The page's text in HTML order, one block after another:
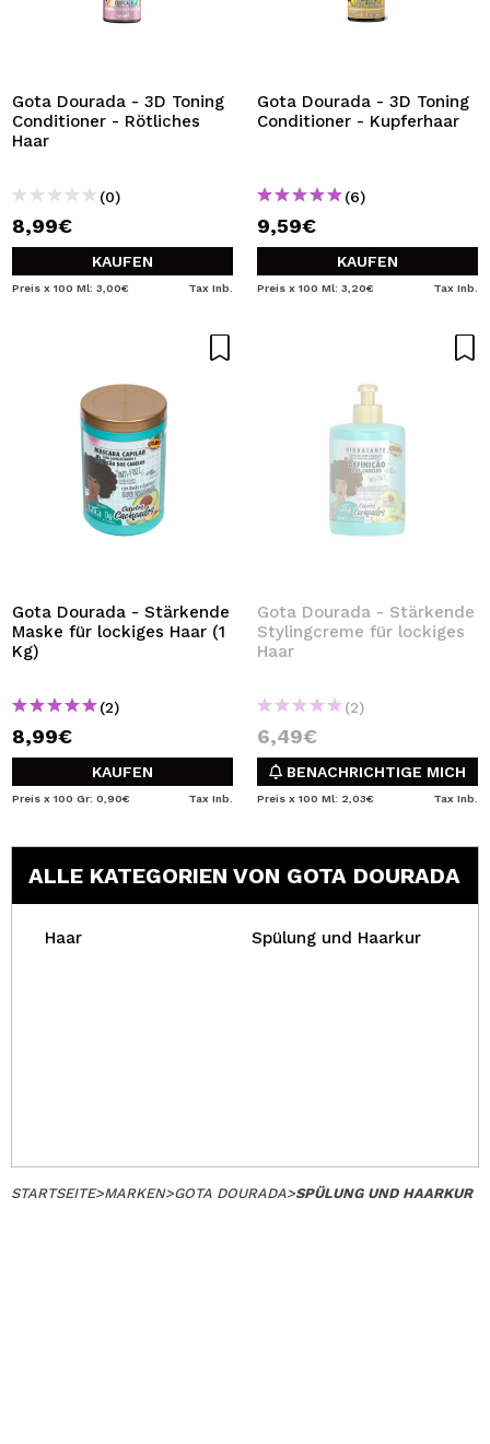
Gota Dourada - 3D Toning
Conditioner - Rötliches
Haar
(0)
8,99€
KAUFEN
Preis x 100 Ml: 3,00€ Tax Inb.
Gota Dourada - 3D Toning
Conditioner - Kupferhaar
(6)
9,59€
KAUFEN
Preis x 100 Ml: 3,20€ Tax Inb.
Gota Dourada - Stärkende
Maske für lockiges Haar (1
Kg)
(2)
8,99€
KAUFEN
Preis x 100 Gr: 0,90€ Tax Inb.
Gota Dourada - Stärkende
Stylingcreme für lockiges
Haar
(2)
6,49€
BENACHRICHTIGE MICH
Preis x 100 Ml: 2,03€ Tax Inb.
ALLE KATEGORIEN VON GOTA DOURADA
Haar Spülung und Haarkur
STARTSEITE>MARKEN>GOTA DOURADA>SPÜLUNG UND HAARKUR